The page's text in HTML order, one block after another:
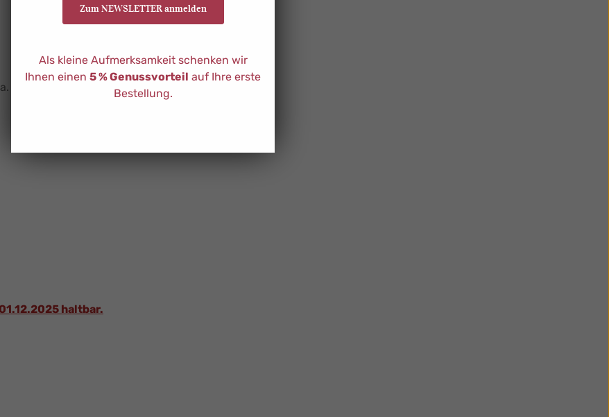
600-650g
haltbar.
Zum NEWSLETTER anmelden
Als kleine Aufmerksamkeit schenken wir
Ihnen einen 5 % Genussvorteil auf Ihre erste
Bestellung.